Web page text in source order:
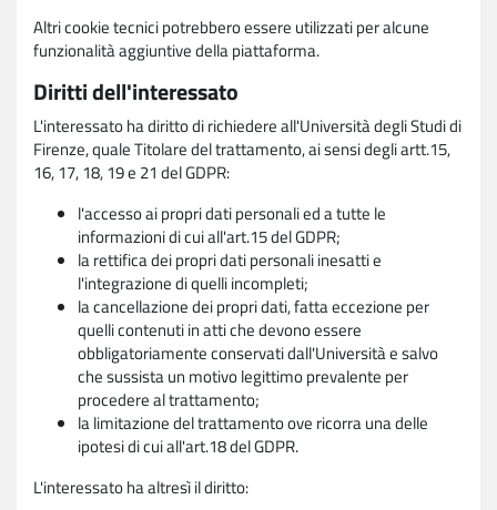
Altri cookie tecnici potrebbero essere utilizzati per alcune
funzionalità aggiuntive della piattaforma.
Diritti dell'interessato
L'interessato ha diritto di richiedere all'Università degli Studi di
Firenze, quale Titolare del trattamento, ai sensi degli artt.15,
16, 17, 18, 19 e 21 del GDPR:
l'accesso ai propri dati personali ed a tutte le
informazioni di cui all'art.15 del GDPR;
la rettifica dei propri dati personali inesatti e
l'integrazione di quelli incompleti;
la cancellazione dei propri dati, fatta eccezione per
quelli contenuti in atti che devono essere
obbligatoriamente conservati dall'Università e salvo
che sussista un motivo legittimo prevalente per
procedere al trattamento;
la limitazione del trattamento ove ricorra una delle
ipotesi di cui all'art.18 del GDPR.
L'interessato ha altresì il diritto: